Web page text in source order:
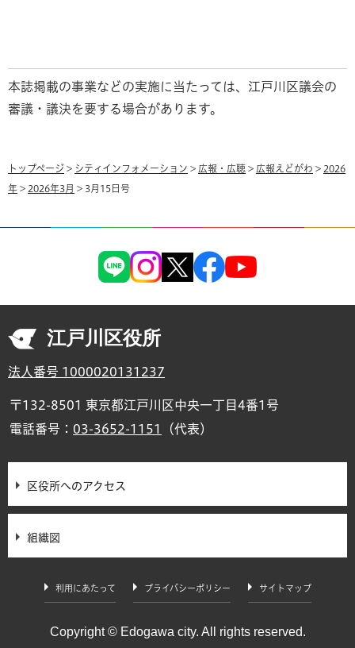
本誌掲載の事業などの実施に当たっては、江戸川区議会の
審議・議決を要する場合があります。
トップページ > シティインフォメーション > 広報・広聴 > 広報えどがわ > 2026
年 > 2026年3月 > 3月15日号
江戸川区役所
法人番号 1000020131237
〒132-8501 東京都江戸川区中央一丁目4番1号
電話番号： 03-3652-1151 （代表）
区役所へのアクセス
組織図
利用にあたって プライバシーポリシー サイトマップ
Copyright © Edogawa city. All rights reserved.